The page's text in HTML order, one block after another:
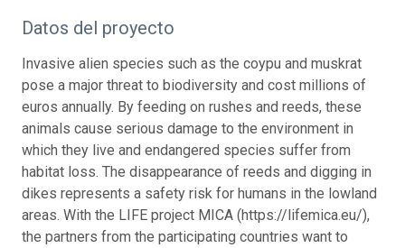
Datos del proyecto
Invasive alien species such as the coypu and muskrat
pose a major threat to biodiversity and cost millions of
euros annually. By feeding on rushes and reeds, these
animals cause serious damage to the environment in
which they live and endangered species suffer from
habitat loss. The disappearance of reeds and digging in
dikes represents a safety risk for humans in the lowland
areas. With the LIFE project MICA (https://lifemica.eu/),
the partners from the participating countries want to